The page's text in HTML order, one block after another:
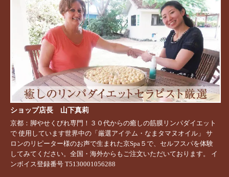
ショップ店長 山下真莉
京都：脚やせくびれ専門！３０代からの癒しの筋膜リンパダイエット
で 使用しています世界中の「厳選アイテム・なまタマヌオイル」 サ
ロンのリピーター様のお声で生まれた京Spa５で、セルフスパを体験
してみてください。全国・海外からもご注文いただいております。 イ
ンボイス登録番号 T5130001056288